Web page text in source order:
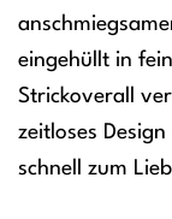
eingehüllt in
Strickoverall
zeitloses
schnell zum